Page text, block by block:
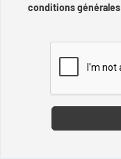
conditions générales